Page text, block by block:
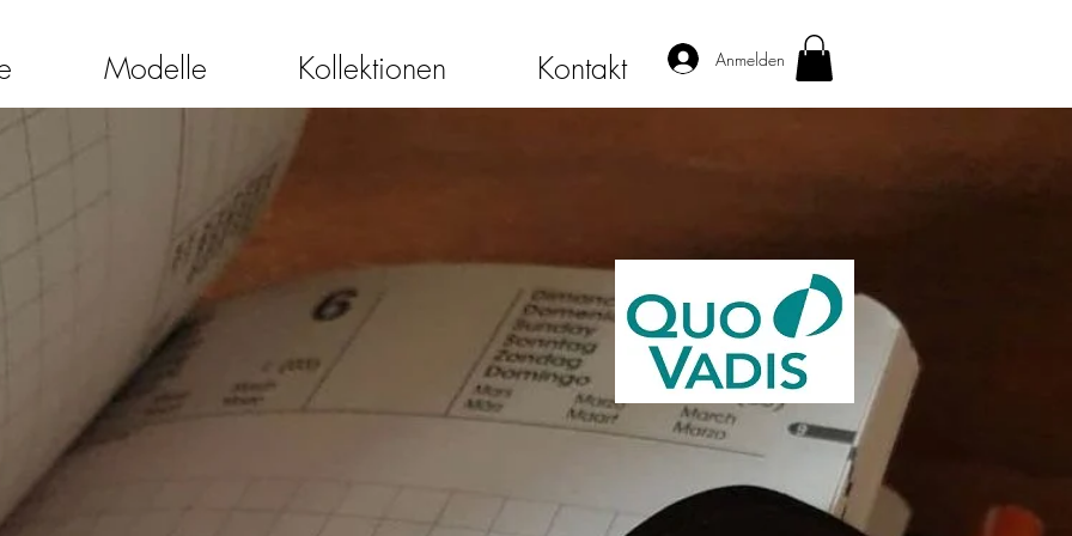
Modelle Kollektionen Kontakt Anmelden